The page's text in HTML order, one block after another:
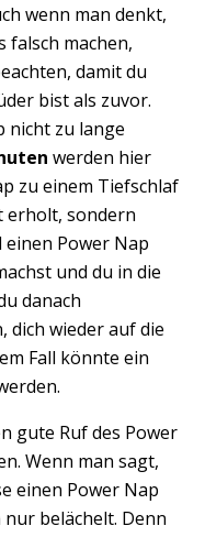
wenn man denkt,
falsch machen,
damit du
bist als zuvor.
nicht zu lange
werden hier
zu einem Tiefschlaf
erholt, sondern
einen Power Nap
und du in die
danach
dich wieder auf die
Fall könnte ein
gute Ruf des Power
Wenn man sagt,
einen Power Nap
belächelt. Denn